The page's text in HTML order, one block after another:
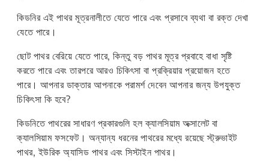
কিডনির এই পাথর মূত্রনালীতে যেতে পারে এবং প্রসাবে ব্যথা বা রক্ত দেখা
যেতে পারে।
ছোট পাথর বেরিয়ে যেতে পারে, কিন্তু বড় পাথর মূত্র প্রবাহে বাধা সৃষ্টি
করতে পারে এবং তারপরে আরও চিকিৎসা বা প্রক্রিয়ার প্রয়োজন হতে
পারে। আপনার ডাক্তার আপনাকে পরামর্শ দেবেন আপনার জন্য উপযুক্ত
চিকিৎসা কি হবে?
কিডনিতে পাথরের সাধারণ প্রকারগুলি হল ক্যালসিয়াম অক্সালেট বা
ক্যালসিয়াম ফসফেট। অন্যান্য ধরনের পাথরের মধ্যে রয়েছে স্ট্রুভাইট
পাথর, ইউরিক অ্যাসিড পাথর এবং সিস্টাইন পাথর।